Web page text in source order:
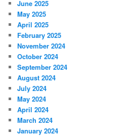
June 2025
May 2025
April 2025
February 2025
November 2024
October 2024
September 2024
August 2024
July 2024
May 2024
April 2024
March 2024
January 2024